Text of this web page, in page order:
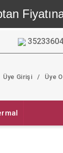
Üye Girişi / Üye Ol